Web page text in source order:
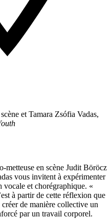
et Tamara Zsófia Vadas,
metteuse en scène Judit Böröcz
vous invitent à expérimenter
vocale et chorégraphique. «
à partir de cette réflexion que
créer de manière collective un
par un travail corporel.